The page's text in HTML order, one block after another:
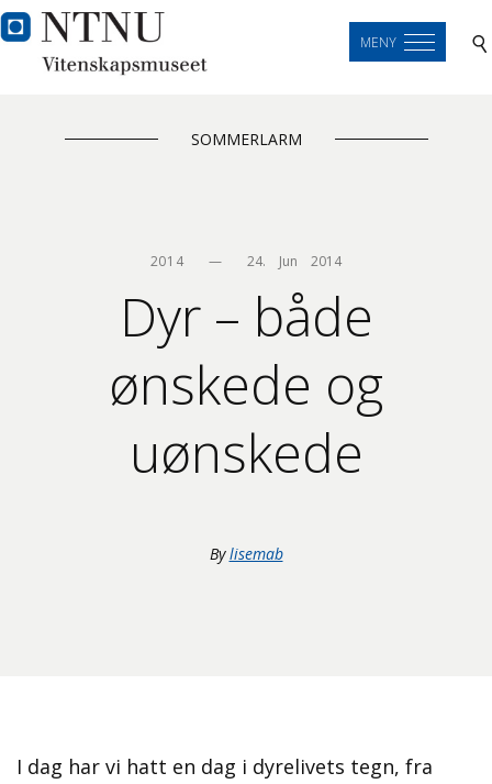
MENY
SOMMERLARM
2014 — 24.    Jun    2014
Dyr – både
ønskede og
uønskede
By lisemab
I dag har vi hatt en dag i dyrelivets tegn, fra